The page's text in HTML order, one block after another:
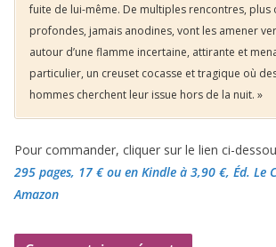
fuite de lui-même. De multiples rencontres, plus
profondes, jamais anodines, vont les amener
autour d’une flamme incertaine, attirante et
particulier, un creuset cocasse et tragique où
hommes cherchent leur issue hors de la nuit. »
Pour commander, cliquer sur le lien ci-
295 pages, 17 €ou en Kindle à 3,90 €, Éd. Le
Amazon